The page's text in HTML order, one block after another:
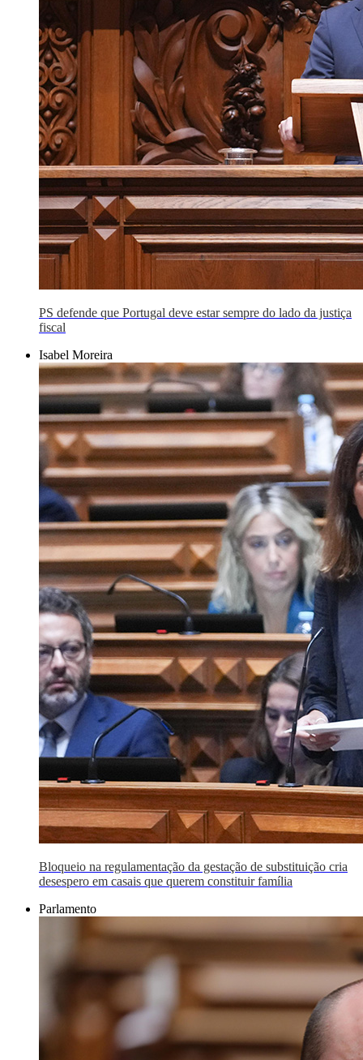
PS defende que Portugal deve estar sempre do lado da justiça
fiscal
Isabel Moreira
Bloqueio na regulamentação da gestação de substituição cria
desespero em casais que querem constituir família
Parlamento